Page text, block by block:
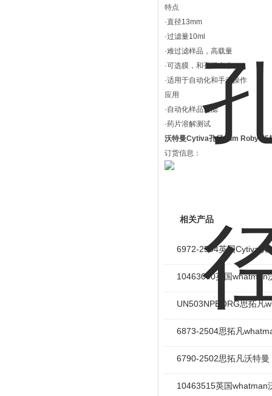
特点
·直径13mm
·过滤量10ml
·难过滤样品，高载量
·可选膜，和孔径大小
·适用于自动化和手动操作
应用
·自动化样品过滤
·药片溶解测试
沃特曼Cytiva孔径1um Roby 25
订货信息：
相关产品
6972-2504英国Cytiva沃
10463040英国whatman
UN503NPEORG思拓凡
6873-2504思拓凡
6790-2502思拓凡沃特
10463515英国whatman